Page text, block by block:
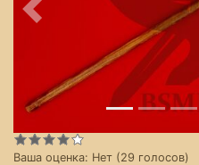
Предыдущее
Ваша оценка: Нет (29 голосов)